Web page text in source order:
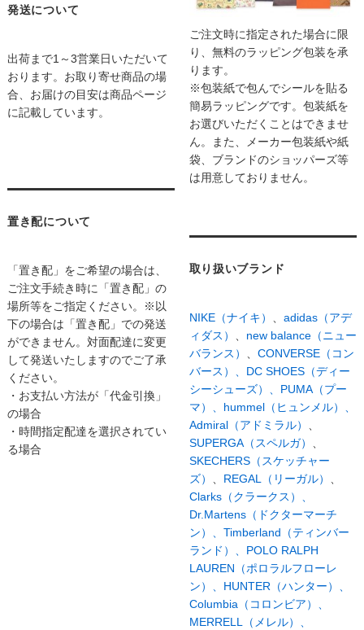
発送について
出荷まで1～3営業日いただいて
おります。お取り寄せ商品の場
合、お届けの目安は商品ページ
に記載しています。
置き配について
「置き配」をご希望の場合は、
ご注文手続き時に「置き配」の
場所等をご指定ください。※以
下の場合は「置き配」での発送
ができません。対面配達に変更
して発送いたしますのでご了承
ください。
・お支払い方法が「代金引換」
の場合
・時間指定配達を選択されてい
る場合
ご注文時に指定された場合に限
り、無料のラッピング包装を承
ります。
※包装紙で包んでシールを貼る
簡易ラッピングです。包装紙を
お選びいただくことはできませ
ん。また、メーカー包装紙や紙
袋、ブランドのショッパーズ等
は用意しておりません。
取り扱いブランド
NIKE（ナイキ） 、 adidas（アデ
ィダス） 、 new balance（ニュー
バランス） 、 CONVERSE（コン
バース）、 DC SHOES（ディー
シーシューズ）、 PUMA（プー
マ）、 hummel（ヒュンメル）、
Admiral（アドミラル） 、
SUPERGA（スペルガ） 、
SKECHERS（スケッチャー
ズ） 、 REGAL（リーガル） 、
Clarks（クラークス）、
Dr.Martens（ドクターマーチ
ン）、 Timberland（ティンバー
ランド）、 POLO RALPH
LAUREN（ポロラルフローレ
ン）、 HUNTER（ハンター）、
Columbia（コロンビア）、
MERRELL（メレル）、